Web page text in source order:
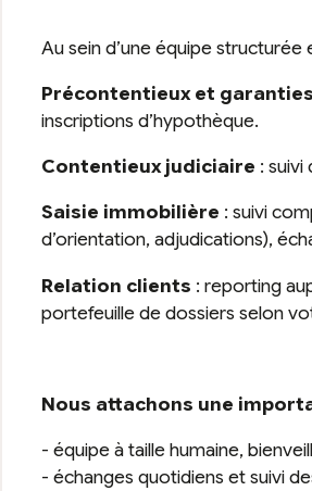
Au sein d’une équipe
Précontentieux et garanties
inscriptions d’hypothèque.
Contentieux judiciaire :
Saisie immobilière : suivi
d’orientation, adjudications),
Relation clients : reporting
portefeuille de dossiers selon
Nous attachons une
- équipe à taille humaine,
- échanges quotidiens et suivi